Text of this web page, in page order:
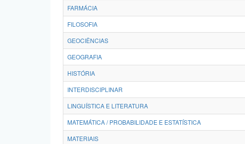
FARMÁCIA
FILOSOFIA
GEOCIÊNCIAS
GEOGRAFIA
HISTÓRIA
INTERDISCIPLINAR
LINGUÍSTICA E LITERATURA
MATEMÁTICA / PROBABILIDADE E ESTATÍSTICA
MATERIAIS